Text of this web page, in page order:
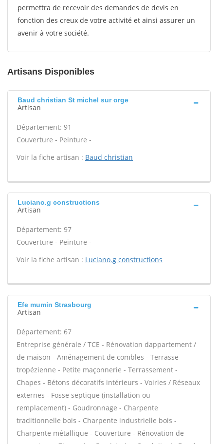
permettra de recevoir des demandes de devis en
fonction des creux de votre activité et ainsi assurer un
avenir à votre société.
Artisans Disponibles
Baud christian St michel sur orge
Artisan
Département: 91
Couverture - Peinture -
Voir la fiche artisan : Baud christian
Luciano.g constructions
Artisan
Département: 97
Couverture - Peinture -
Voir la fiche artisan : Luciano.g constructions
Efe mumin Strasbourg
Artisan
Département: 67
Entreprise générale / TCE - Rénovation dappartement /
de maison - Aménagement de combles - Terrasse
tropézienne - Petite maçonnerie - Terrassement -
Chapes - Bétons décoratifs intérieurs - Voiries / Réseaux
externes - Fosse septique (installation ou
remplacement) - Goudronnage - Charpente
traditionnelle bois - Charpente industrielle bois -
Charpente métallique - Couverture - Rénovation de